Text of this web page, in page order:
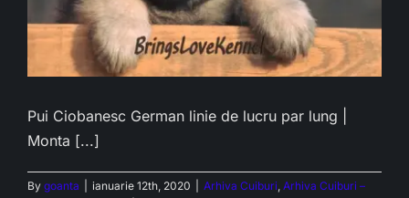
Pui Ciobanesc German linie de lucru par lung |
Monta [...]
By goanta ianuarie 12th, 2020 Arhiva Cuiburi Arhiva Cuiburi –